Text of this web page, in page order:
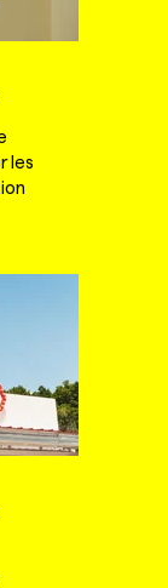
les